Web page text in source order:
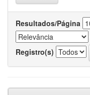
Resultados/Página
Registro(s)